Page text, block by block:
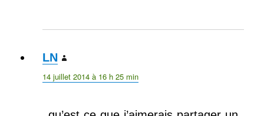
LN
14 juillet 2014 à 16 h 25 min